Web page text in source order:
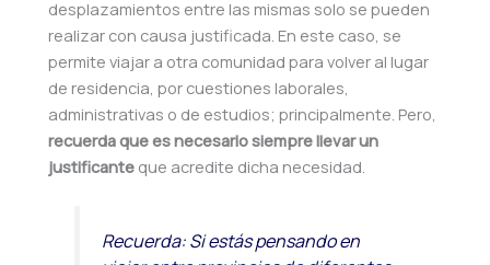
desplazamientos entre las mismas solo se pueden
realizar con causa justificada. En este caso, se
permite viajar a otra comunidad para volver al lugar
de residencia, por cuestiones laborales,
administrativas o de estudios; principalmente. Pero,
recuerda que es necesario siempre llevar un
justificante que acredite dicha necesidad.
Recuerda: Si estás pensando en